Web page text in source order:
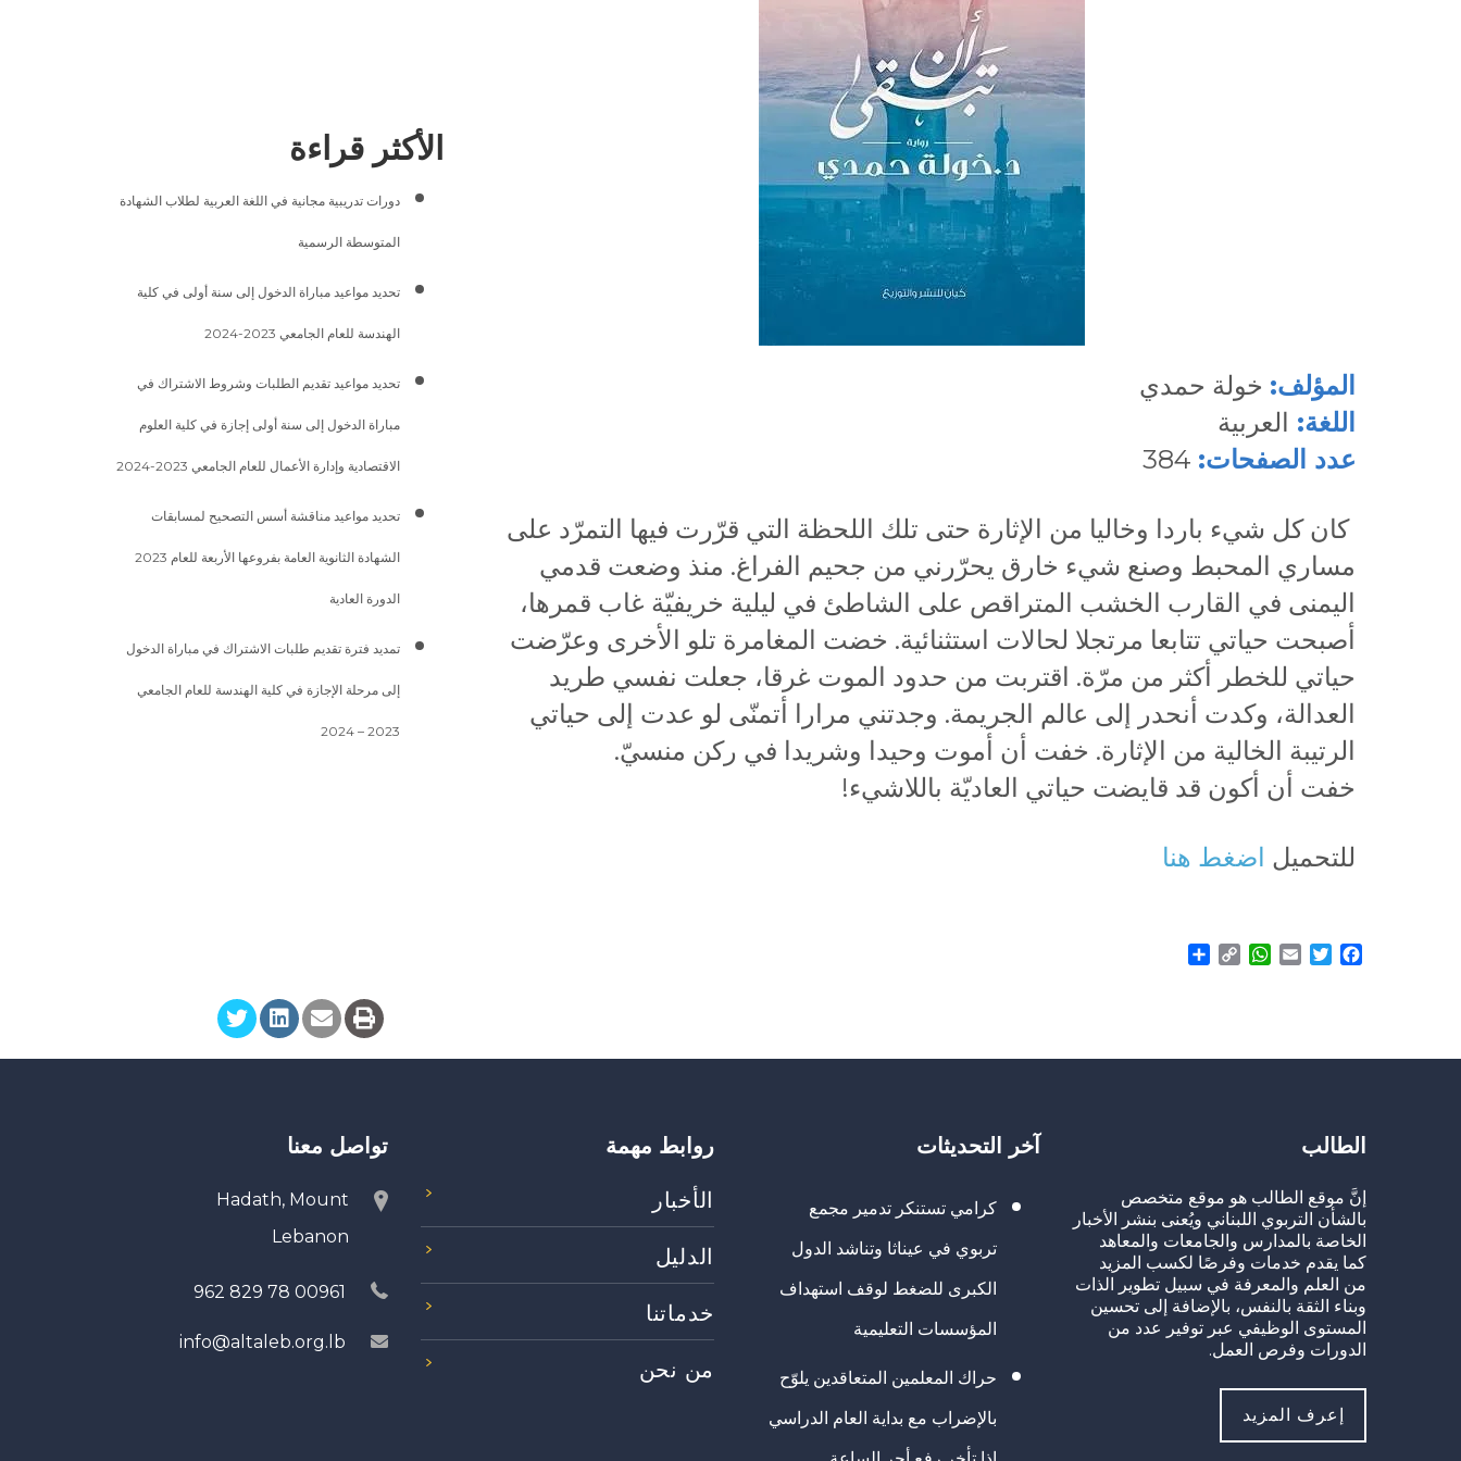
المؤلف: خولة حمدي
اللغة: العربية
عدد الصفحات:
كان كل شيء باردا وخاليا من الإثارة حتى تلك اللحظة التي قرّرت فيها التمرّد على
مساري المحبط وصنع شيء خارق يحرّرني من جحيم الفراغ. منذ وضعت قدمي
اليمنى في القارب الخشب المتراقص على الشاطئ في ليلية خريفيّة غاب قمرها،
أصبحت حياتي تتابعا مرتجلا لحالات استثنائية. خضت المغامرة تلو الأخرى وعرّضت
حياتي للخطر أكثر من مرّة. اقتربت من حدود الموت غرقا، جعلت نفسي طريد
العدالة، وكدت أنحدر إلى عالم الجريمة. وجدتني مرارا أتمنّى لو عدت إلى حياتي
الرتيبة الخالية من الإثارة. خفت أن أموت وحيدا وشريدا في ركن منسيّ.
خفت أن أكون قد قايضت حياتي العاديّة باللاشيء!
للتحميل اضغط هنا
الأكثر قراءة
دورات تدريبية مجانية في اللغة العربية لطلاب الشهادة
المتوسطة الرسمية
تحديد مواعيد مباراة الدخول إلى سنة أولى في كلية
الهندسة للعام الجامعي 2023-2024
تحديد مواعيد تقديم الطلبات وشروط الاشتراك في
مباراة الدخول إلى سنة أولى إجازة في كلية العلوم
الاقتصادية وإدارة الأعمال للعام الجامعي 2023-2024
تحديد مواعيد مناقشة أسس التصحيح لمسابقات
الشهادة الثانوية العامة بفروعها الأربعة للعام 2023
الدورة العادية
تمديد فترة تقديم طلبات الاشتراك في مباراة الدخول
إلى مرحلة الإجازة في كلية الهندسة للعام الجامعي
2023 – 2024
Facebook
Twitter
Email
WhatsApp
Copy
الطالب
إنَّ موقع الطالب هو موقع متخصص
بالشأن التربوي اللبناني ويُعنى بنشر الأخبار
الخاصة بالمدارس والجامعات والمعاهد
كما يقدم خدمات وفرصًا لكسب المزيد
من العلم والمعرفة في سبيل تطوير الذات
وبناء الثقة بالنفس، بالإضافة إلى تحسين
المستوى الوظيفي عبر توفير عدد من
الدورات وفرص العمل.
إعرف المزيد
آخر التحديثات
كرامي تستنكر تدمير مجمع
تربوي في عيناثا وتناشد الدول
الكبرى للضغط لوقف استهداف
المؤسسات التعليمية
حراك المعلمين المتعاقدين يلوّح
بالإضراب مع بداية العام الدراسي
روابط مهمة
الأخبار
الدليل
خدماتنا
من نحن
تواصل معنا
Hadath, Mount
Lebanon
00961 78 829 962
info@altaleb.org.lb